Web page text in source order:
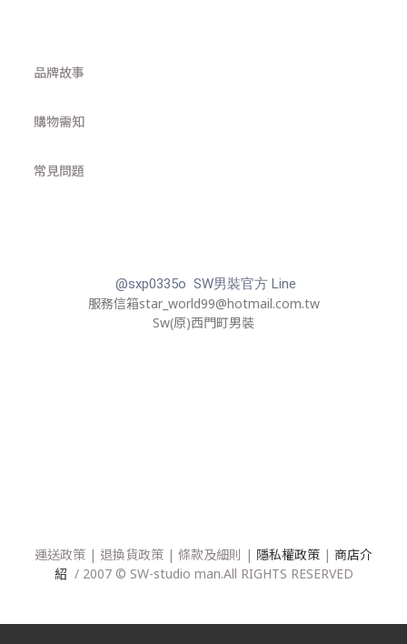
品牌故事
購物需知
常見問題
@sxp0335o SW男裝官方 Line
服務信箱star_world99@hotmail.com.tw
Sw(原)西門町男裝
運送政策 | 退換貨政策 | 條款及細則 | 隱私權政策 | 商店介
紹 / 2007 © SW-studio man.All RIGHTS RESERVED